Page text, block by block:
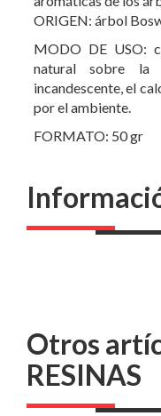
ORIGEN: árbol
MODO DE USO:
natural sobre la
incandescente, el
por el ambiente.
FORMATO: 50 gr
Otros
RESINAS